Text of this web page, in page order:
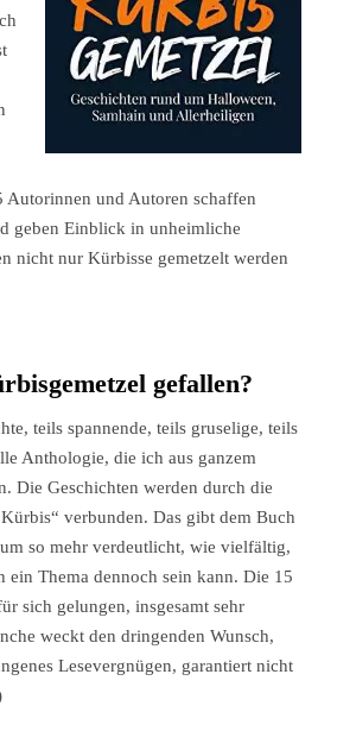
Autorinnen und Autoren schaffen
geben Einblick in unheimliche
nicht nur Kürbisse gemetzelt werden
gefallen?
teils spannende, teils gruselige, teils
Anthologie, die ich aus ganzem
Die Geschichten werden durch die
verbunden. Das gibt dem Buch
so mehr verdeutlicht, wie vielfältig,
ein Thema dennoch sein kann. Die 15
sich gelungen, insgesamt sehr
weckt den dringenden Wunsch,
Lesevergnügen, garantiert nicht